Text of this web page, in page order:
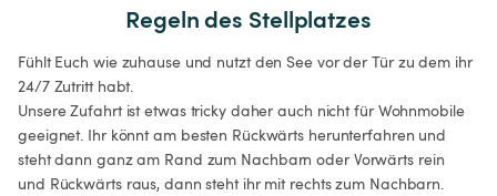
Regeln des Stellplatzes
Fühlt Euch wie zuhause und nutzt den See vor der Tür zu dem ihr
24/7 Zutritt habt.
Unsere Zufahrt ist etwas tricky daher auch nicht für Wohnmobile
geeignet. Ihr könnt am besten Rückwärts herunterfahren und
steht dann ganz am Rand zum Nachbarn oder Vorwärts rein
und Rückwärts raus, dann steht ihr mit rechts zum Nachbarn.